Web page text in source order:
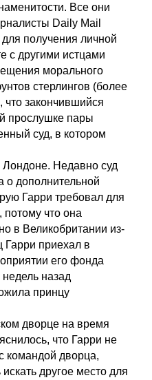
Все они
Daily Mail
получения личной
с другими истцами
морального
стерлингов (более
закончившийся
прослушке пары
суд, в котором
Лондоне. Недавно суд
о дополнительной
Гарри требовал для
что она
в Великобритании из-
Гарри приехал в
его фонда
назад
принцу
дворце на время
что Гарри не
командой дворца,
другое место для